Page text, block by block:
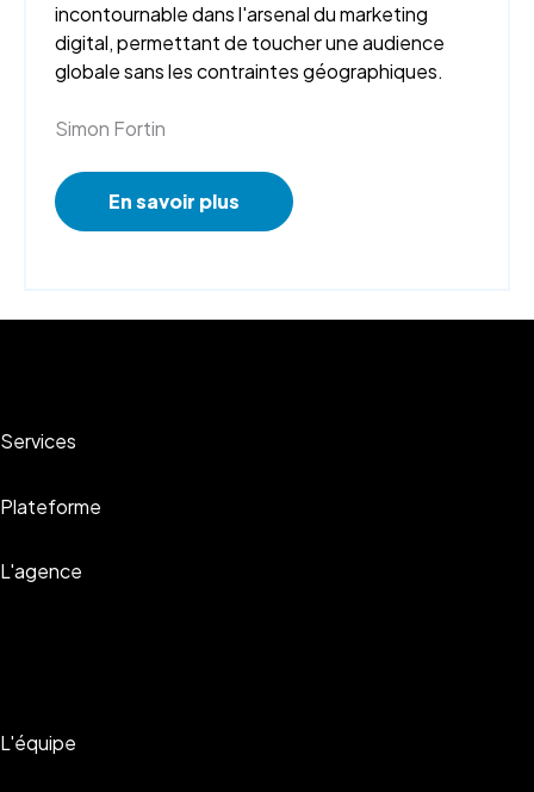
incontournable dans l'arsenal du marketing
digital, permettant de toucher une audience
globale sans les contraintes géographiques.
Simon Fortin
En savoir plus
Services
Plateforme
L'agence
L'équipe